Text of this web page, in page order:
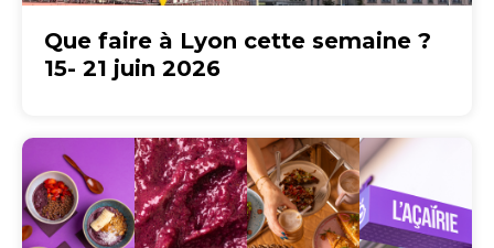
Que faire à Lyon cette semaine ?
15- 21 juin 2026